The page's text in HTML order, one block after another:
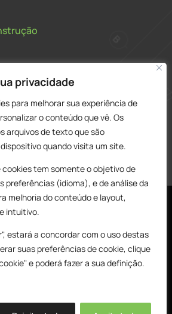
privacidade
para melhorar sua experiência de
o conteúdo que vê. Os
arquivos de texto que são
quando visita um site.
cookies tem somente o objetivo de
preferências (idioma), e de análise da
melhoria do conteúdo e layout,
intuitivo.
estará a concordar com o uso destas
suas preferências de cookie, clique
e poderá fazer a sua definição.
1171
de Caparica
PESQUISAR
2025 by Delarobia.pt 0